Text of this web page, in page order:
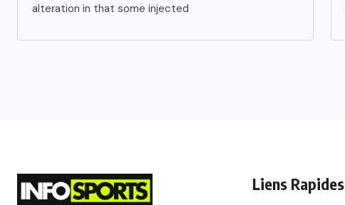
alteration in that some injected
Liens Rapides